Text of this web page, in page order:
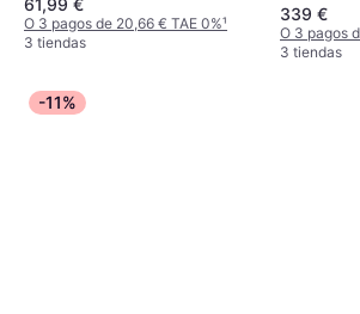
61,99 €
O 3 pagos de 20,66 € TAE 0%¹
3 tiendas
339 €
O 3 pagos
3 tiendas
-11%